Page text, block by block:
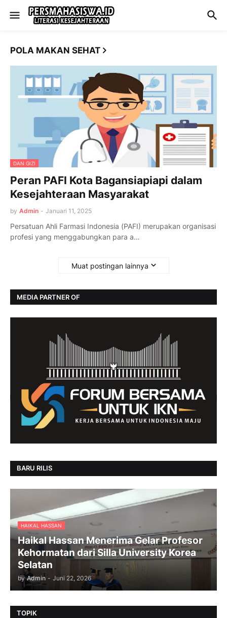
POLA MAKAN SEHAT
DAN GIZI
Peran PAFI Kota Bagansiapiapi dalam
Kesejahteraan Masyarakat
by Admin - Januari 11, 2025
Persatuan Ahli Farmasi Indonesia (PAFI) merupakan organisasi
profesi yang menggabungkan para a…
Muat postingan lainnya
MEDIA PARTNER OF
BARU RILIS
HAIKAL HASSAN
Haikal Hassan Menerima Gelar Profesor
Kehormatan dari Silla University Korea
Selatan
by Admin - Juni 22, 2026
TOPIK